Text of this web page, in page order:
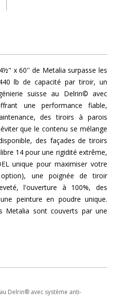
x 60'' de Metalia surpasse les
lb de capacité par tiroir, un
suisse au Delrin© avec
une performance fiable,
des tiroirs à parois
que le contenu se mélange
des façades de tiroirs
14 pour une rigidité extrême,
unique pour maximiser votre
une poignée de tiroir
l'ouverture à 100%, des
peinture en poudre unique.
Metalia sont couverts par une
Delrin® avec système anti-